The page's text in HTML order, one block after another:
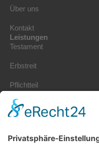
Über uns
Kontakt
Leistungen
Testament
Erbstreit
Pflichtteil
Erbrecht Kosten